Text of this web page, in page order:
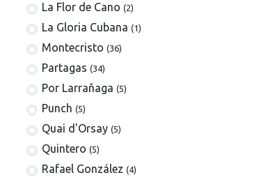
La Flor de Cano (2)
La Gloria Cubana (1)
Montecristo (36)
Partagas (34)
Por Larrañaga (5)
Punch (5)
Quai d'Orsay (5)
Quintero (5)
Rafael González (4)